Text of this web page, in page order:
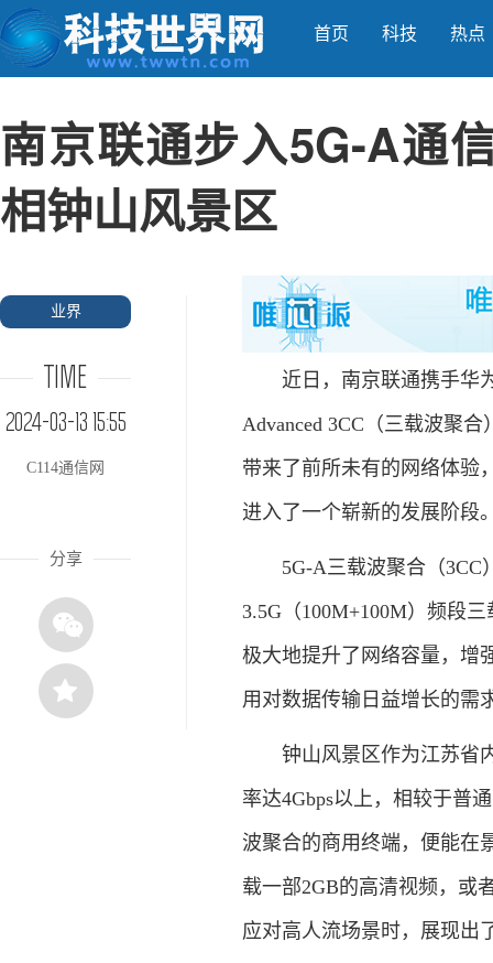
首页 科技 热点
南京联通步入5G-A通
相钟山风景区
业界
TIME
2024-03-13 15:55
C114通信网
分享
近日，南京联通携手华
Advanced 3CC（三载波聚
带来了前所未有的网络体验
进入了一个崭新的发展阶段
5G-A三载波聚合（3CC）
3.5G（100M+100M）频段
极大地提升了网络容量，增
用对数据传输日益增长的需
钟山风景区作为江苏省内
率达4Gbps以上，相较于普
波聚合的商用终端，便能在
载一部2GB的高清视频，或
应对高人流场景时，展现出